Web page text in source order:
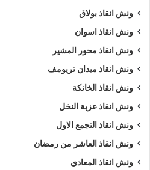
ونش انقاذ بولاق
ونش انقاذ اسوان
ونش انقاذ محور المشير
ونش انقاذ ميدان تريومف
ونش انقاذ الخانكة
ونش انقاذ عزبة النخل
ونش انقاذ التجمع الاول
ونش انقاذ العاشر من رمضان
ونش انقاذ المعادي